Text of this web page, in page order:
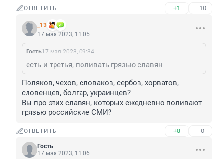
ОТВЕТИТЬ +1 –10
_13
17 мая 2023, 11:05
Гость17 мая 2023, 09:34
есть и третья, поливать грязью славян
Поляков, чехов, словаков, сербов, хорватов,
словенцев, болгар, украинцев?
Вы про этих славян, которых ежедневно поливают
грязью российские СМИ?
ОТВЕТИТЬ +8 –0
Гость
17 мая 2023, 11:06